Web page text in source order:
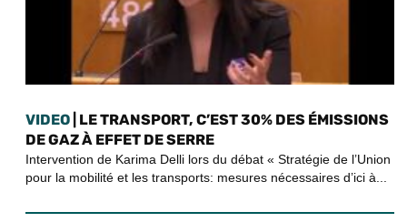
VIDEO | LE TRANSPORT, C’EST 30% DES ÉMISSIONS
DE GAZ À EFFET DE SERRE
Intervention de Karima Delli lors du débat « Stratégie de l’Union
pour la mobilité et les transports: mesures nécessaires d’ici à...